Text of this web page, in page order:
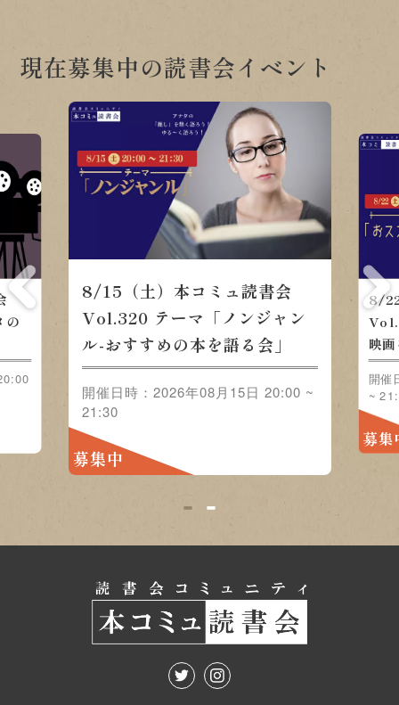
現在募集中の読書会イベント
8/15（土）本コミュ読書会
Vol.320 テーマ「ノンジャンル-
おすすめの本を語る会」
開催日時：2026年08月15日 20:00 ~
8/22（土）本
Vol.321 テー
をみんなで語ろ
開催日時：2026年
1 2